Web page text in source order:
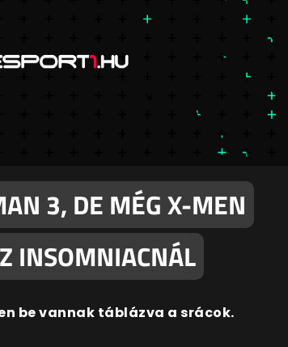
3, DE MÉG X-MEN
INSOMNIACNÁL
be vannak táblázva a srácok.